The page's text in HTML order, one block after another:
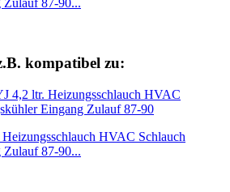
kompatibel zu:
HVAC Schlauch
Zulauf 87-90...